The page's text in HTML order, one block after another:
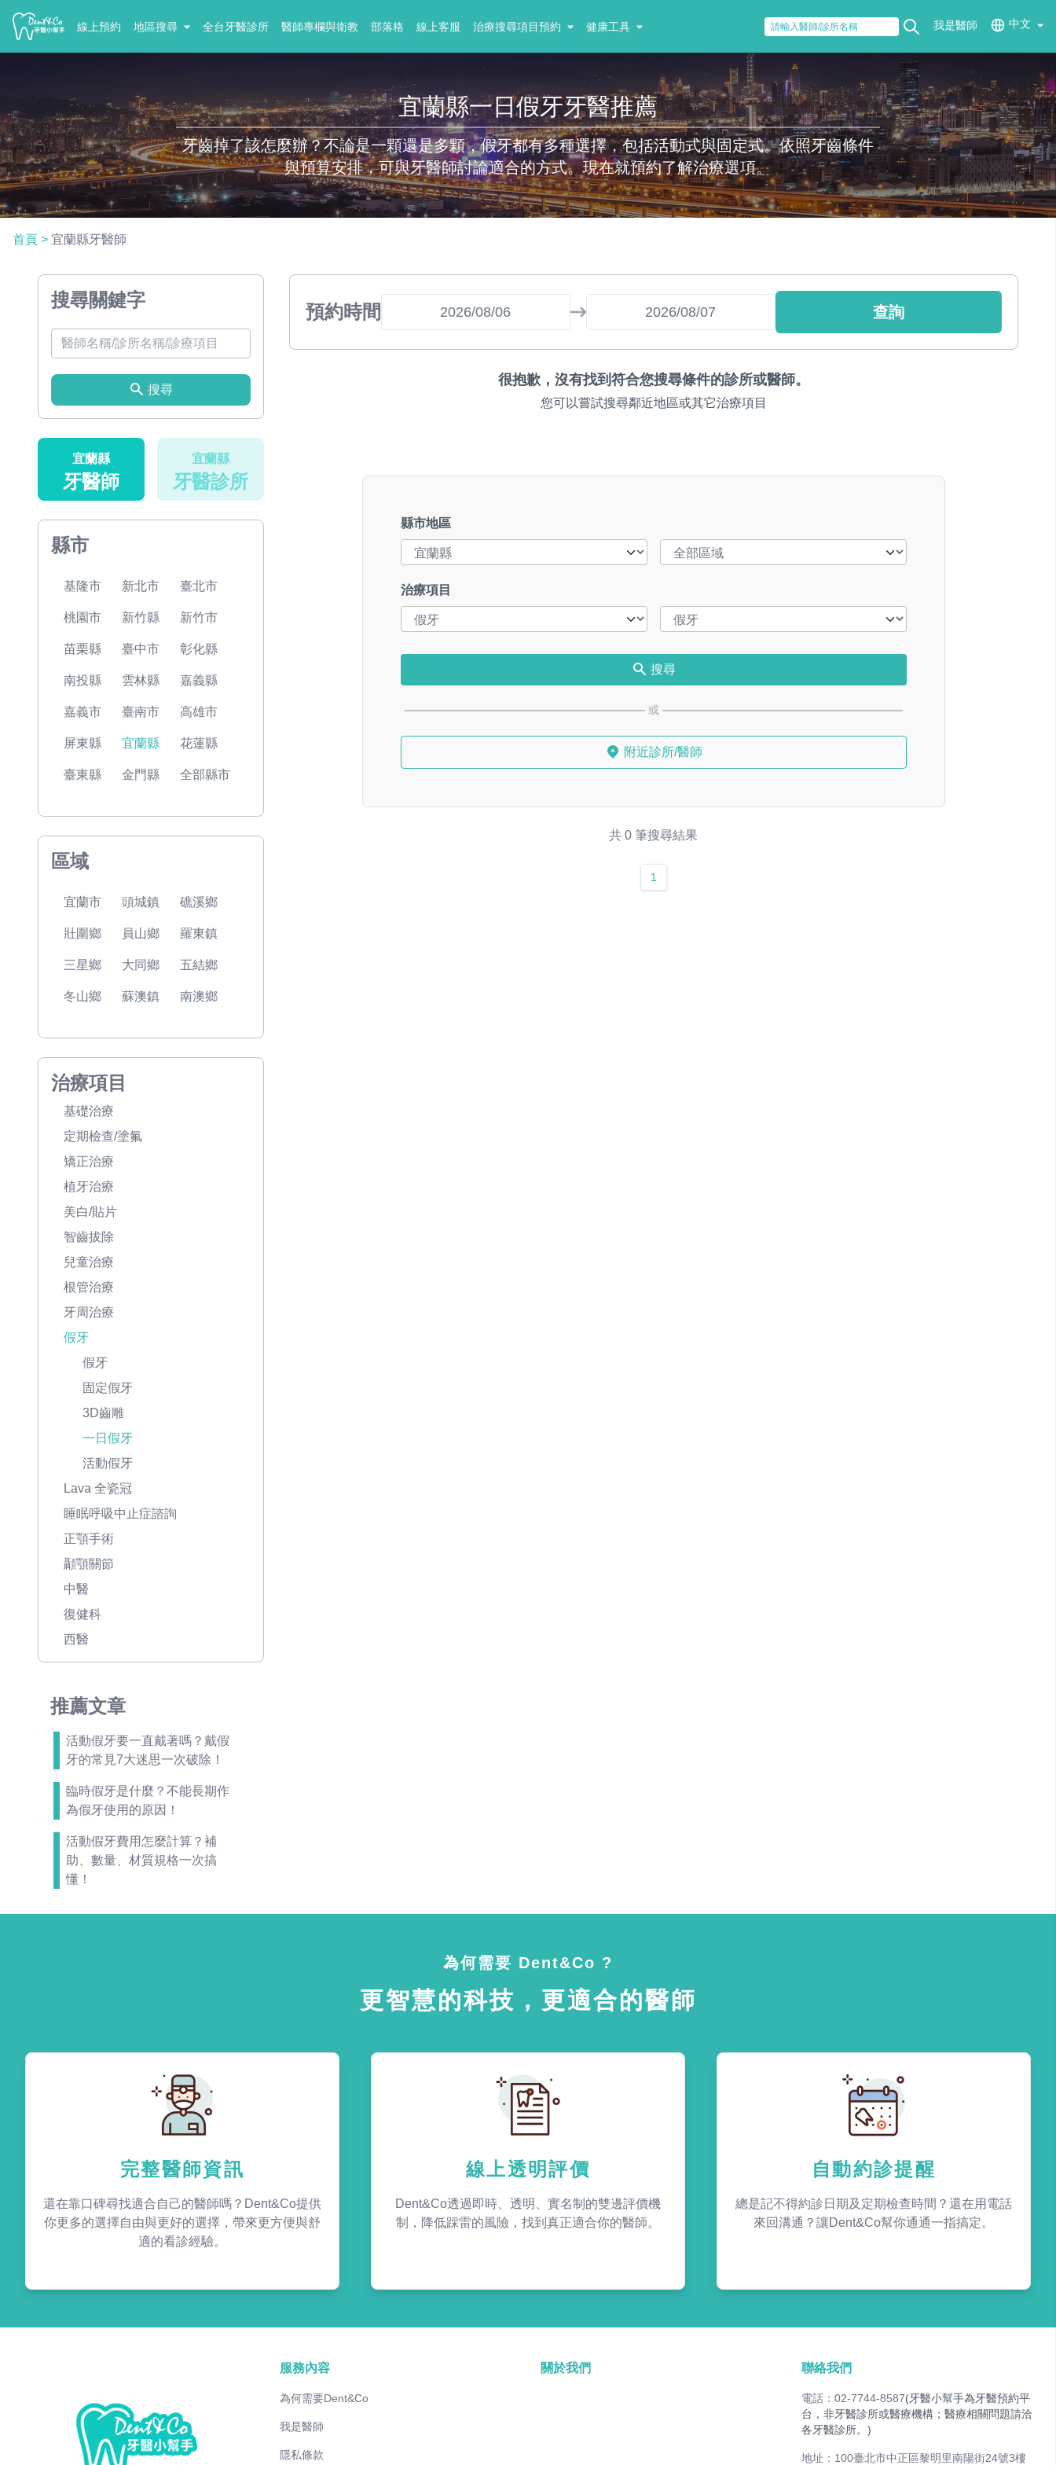
線上預約 地區搜尋 全台牙醫診所 醫師專欄與衛教 部落格 線上客服 治療搜尋項目預約 健康工具 我是醫師 中文
宜蘭縣一日假牙牙醫推薦
牙齒掉了該怎麼辦？不論是一顆還是多顆，假牙都有多種選擇，包括活動式與固定式。依照牙齒條件
與預算安排，可與牙醫師討論適合的方式。現在就預約了解治療選項。
首頁 > 宜蘭縣牙醫師
搜尋關鍵字
搜尋
宜蘭縣
牙醫師
宜蘭縣
牙醫診所
縣市
基隆市 新北市 臺北市
桃園市 新竹縣 新竹市
苗栗縣 臺中市 彰化縣
南投縣 雲林縣 嘉義縣
嘉義市 臺南市 高雄市
屏東縣 宜蘭縣 花蓮縣
臺東縣 金門縣 全部縣市
區域
宜蘭市 頭城鎮 礁溪鄉
壯圍鄉 員山鄉 羅東鎮
三星鄉 大同鄉 五結鄉
冬山鄉 蘇澳鎮 南澳鄉
治療項目
基礎治療
定期檢查/塗氟
矯正治療
植牙治療
美白/貼片
智齒拔除
兒童治療
根管治療
牙周治療
假牙
假牙
固定假牙
3D齒雕
一日假牙
活動假牙
Lava 全瓷冠
睡眠呼吸中止症諮詢
正顎手術
顳顎關節
中醫
復健科
西醫
推薦文章
活動假牙要一直戴著嗎？戴假
牙的常見7大迷思一次破除！
臨時假牙是什麼？不能長期作
為假牙使用的原因！
活動假牙費用怎麼計算？補
助、數量、材質規格一次搞
懂！
預約時間 查詢
很抱歉，沒有找到符合您搜尋條件的診所或醫師。
您可以嘗試搜尋鄰近地區或其它治療項目
縣市地區
治療項目
搜尋
或
附近診所/醫師
共 0 筆搜尋結果
1
為何需要 Dent&Co ?
更智慧的科技，更適合的醫師
完整醫師資訊
還在靠口碑尋找適合自己的醫師嗎？Dent&Co提供
你更多的選擇自由與更好的選擇，帶來更方便與舒
適的看診經驗。
線上透明評價
Dent&Co透過即時、透明、實名制的雙邊評價機
制，降低踩雷的風險，找到真正適合你的醫師。
自動約診提醒
總是記不得約診日期及定期檢查時間？還在用電話
來回溝通？讓Dent&Co幫你通通一指搞定。
服務內容
為何需要Dent&Co
我是醫師
隱私條款
關於我們 聯絡我們
電話：02-7744-8587(牙醫小幫手為牙醫預約平
台，非牙醫診所或醫療機構；醫療相關問題請洽
各牙醫診所。)
地址：100臺北市中正區黎明里南陽街24號3樓